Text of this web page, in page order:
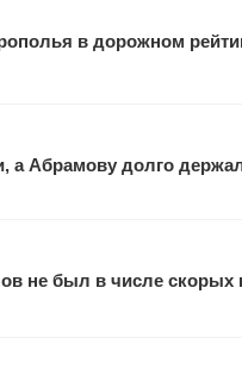
в дорожном
а Абрамову долго
не был в числе